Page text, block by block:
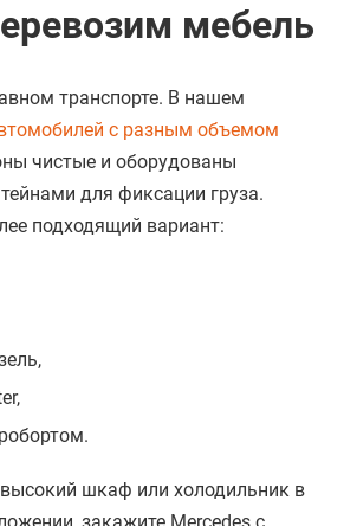
мебель
транспорте. В нашем
с разным объемом
чистые и оборудованы
для фиксации груза.
подходящий вариант:
шкаф или холодильник в